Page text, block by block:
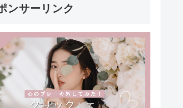
ンサーリンク